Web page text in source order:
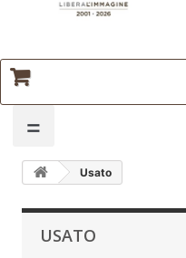
=
Usato
USATO